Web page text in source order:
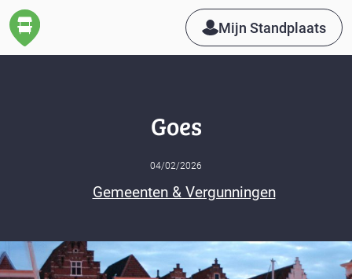
Mijn Standplaats
Goes
04/02/2026
Gemeenten & Vergunningen